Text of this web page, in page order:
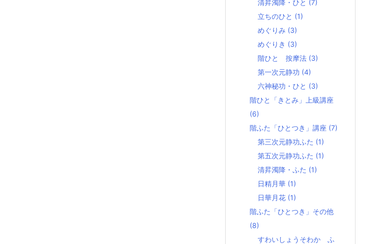
清昇濁降・ひと (7)
立ちのひと (1)
めぐりみ (3)
めぐりき (3)
階ひと 按摩法 (3)
第一次元静功 (4)
六神秘功・ひと (3)
階ひと「きとみ」上級講座
(6)
階ふた「ひとつき」講座 (7)
第三次元静功ふた (1)
第五次元静功ふた (1)
清昇濁降・ふた (1)
日精月華 (1)
日華月花 (1)
階ふた「ひとつき」その他
(8)
すわいしょうそわか ふ